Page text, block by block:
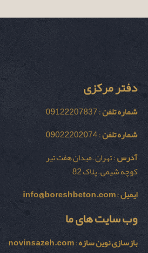
دفتر مرکزی
شماره تلفن: 09122207837
شماره تلفن: 09022202074
آدرس: تهران – میدان هفت تیر
کوچه شیمی – پلاک 82
ایمیل:
info@boreshbeton.com
وب سایت های ما
بازسازی نوين سازه:
novinsazeh.com